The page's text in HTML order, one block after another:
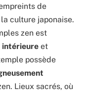
de
culture japonaise.
zen est
intérieure et
possède
Lieux sacrés, où